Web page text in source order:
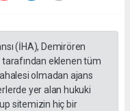
(İHA), Demirören
tarafından eklenen tüm
olmadan ajans
yer alan hukuki
sitemizin hiç bir